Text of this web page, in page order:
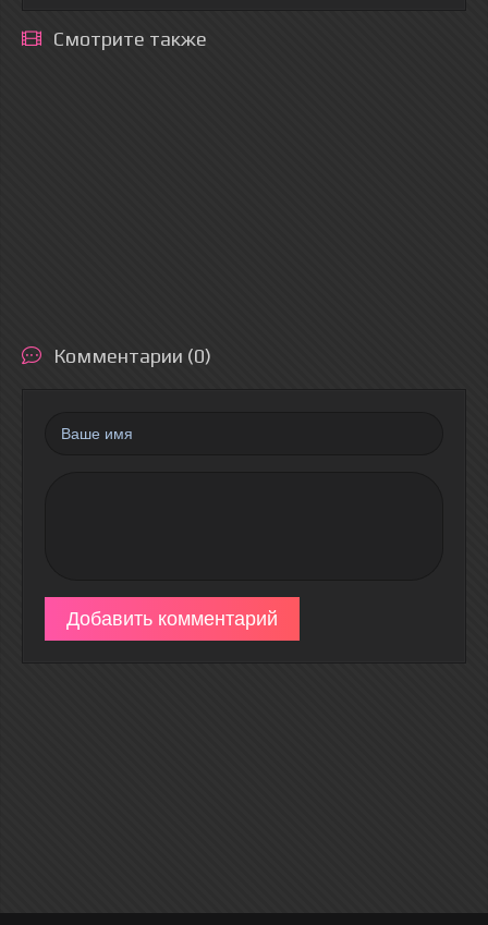
Смотрите также
Комментарии (0)
Добавить комментарий